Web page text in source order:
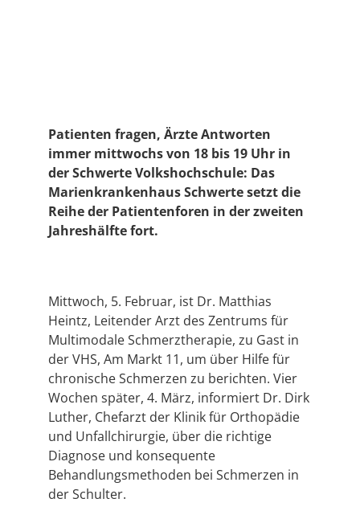
Patienten fragen, Ärzte Antworten
immer mittwochs von 18 bis 19 Uhr in
der Schwerte Volkshochschule: Das
Marienkrankenhaus Schwerte setzt die
Reihe der Patientenforen in der zweiten
Jahreshälfte fort.
Mittwoch, 5. Februar, ist Dr. Matthias
Heintz, Leitender Arzt des Zentrums für
Multimodale Schmerztherapie, zu Gast in
der VHS, Am Markt 11, um über Hilfe für
chronische Schmerzen zu berichten. Vier
Wochen später, 4. März, informiert Dr. Dirk
Luther, Chefarzt der Klinik für Orthopädie
und Unfallchirurgie, über die richtige
Diagnose und konsequente
Behandlungsmethoden bei Schmerzen in
der Schulter.